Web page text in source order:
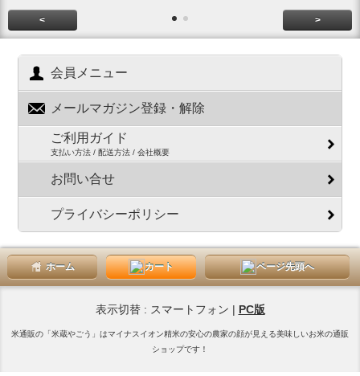
< >
会員メニュー
メールマガジン登録・解除
ご利用ガイド
支払い方法 / 配送方法 / 会社概要
お問い合せ
プライバシーポリシー
ホーム カート ページ先頭へ
表示切替 : スマートフォン | PC版
米通販の「米蔵やごう」はマイナスイオン精米の安心の農家の顔が見える美味しいお米の通販
ショップです！